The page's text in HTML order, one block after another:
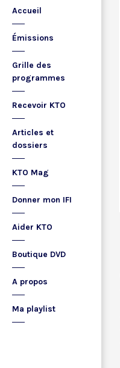
Accueil
Émissions
Grille des
programmes
Recevoir KTO
Articles et
dossiers
KTO Mag
Donner mon IFI
Aider KTO
Boutique DVD
A propos
Ma playlist